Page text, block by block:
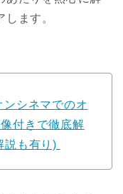
ます。
ンシネマでのオ
付きで徹底解
説も有り)